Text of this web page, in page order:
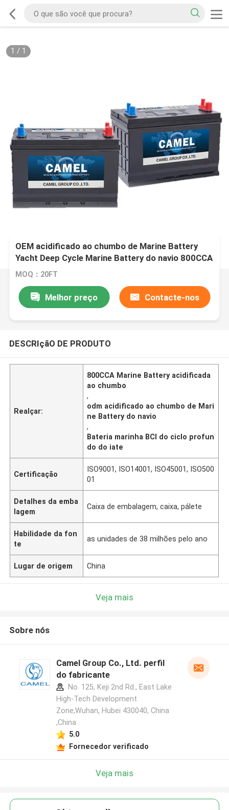
1 / 1
OEM acidificado ao chumbo de Marine Battery
Yacht Deep Cycle Marine Battery do navio 800CCA
MOQ：20FT
Melhor preço Contacte-nos
DESCRIçãO DE PRODUTO
Realçar:
800CCA Marine Battery acidificada
ao chumbo
,
odm acidificado ao chumbo de Mari
ne Battery do navio
,
Bateria marinha BCI do ciclo profun
do do iate
Certificação
ISO9001, ISO14001, ISO45001, ISO500
01
Detalhes da emba
lagem
Caixa de embalagem, caixa, pálete
Habilidade da fon
te
as unidades de 38 milhões pelo ano
Lugar de origem China
Veja mais
Sobre nós
Camel Group Co., Ltd. perfil
do fabricante
No. 125, Keji 2nd Rd., East Lake
High-Tech Development
Zone,Wuhan, Hubei 430040, China
,China
5.0
Fornecedor verificado
Veja mais